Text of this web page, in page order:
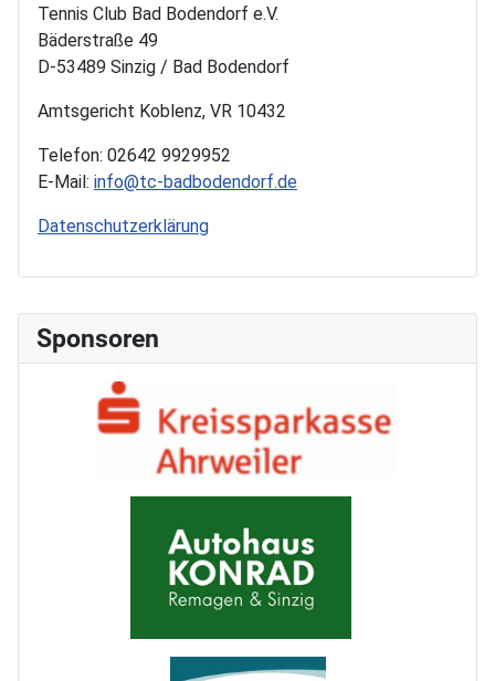
Sponsoren
Tennis Club Bad Bodendorf e.V.
Bäderstraße 49
D-53489 Sinzig / Bad Bodendorf
Amtsgericht Koblenz, VR 10432
Telefon: 02642 9929952
E-Mail: info@tc-badbodendorf.de
Datenschutzerklärung